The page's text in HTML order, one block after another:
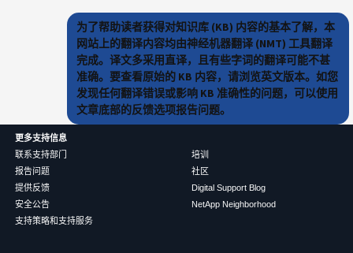
为了帮助读者获得对知识库 (KB) 内容的基本了解，本
网站上的翻译内容均由神经机器翻译 (NMT) 工具翻译
完成。译文多采用直译，且有些字词的翻译可能不甚
准确。要查看原始的 KB 内容，请浏览英文版本。如您
发现任何翻译错误或影响 KB 准确性的问题，可以使用
文章底部的反馈选项报告问题。
更多支持信息
联系支持部门
报告问题
提供反馈
安全公告
支持策略和支持服务
培训
社区
Digital Support Blog
NetApp Neighborhood